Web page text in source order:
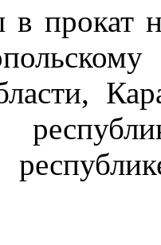
прокат